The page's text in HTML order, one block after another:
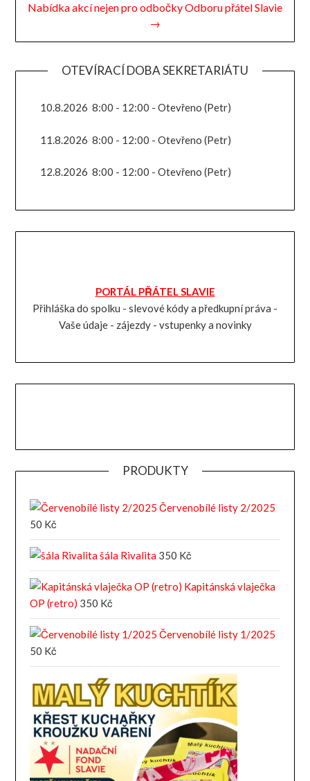
Nabídka akcí nejen pro odbočky Odboru přátel Slavie
→
OTEVÍRACÍ DOBA SEKRETARIÁTU
10.8.2026 8:00 - 12:00 -Otevřeno (Petr)
11.8.2026 8:00 - 12:00 -Otevřeno (Petr)
12.8.2026 8:00 - 12:00 -Otevřeno (Petr)
PORTÁL PŘÁTEL SLAVIE
Přihláška do spolku - slevové kódy a předkupní práva -
Vaše údaje - zájezdy - vstupenky a novinky
PRODUKTY
Červenobílé listy 2/2025
50 Kč
šála Rivalita 350 Kč
Kapitánská vlaječka
OP (retro) 350 Kč
Červenobílé listy 1/2025
50 Kč